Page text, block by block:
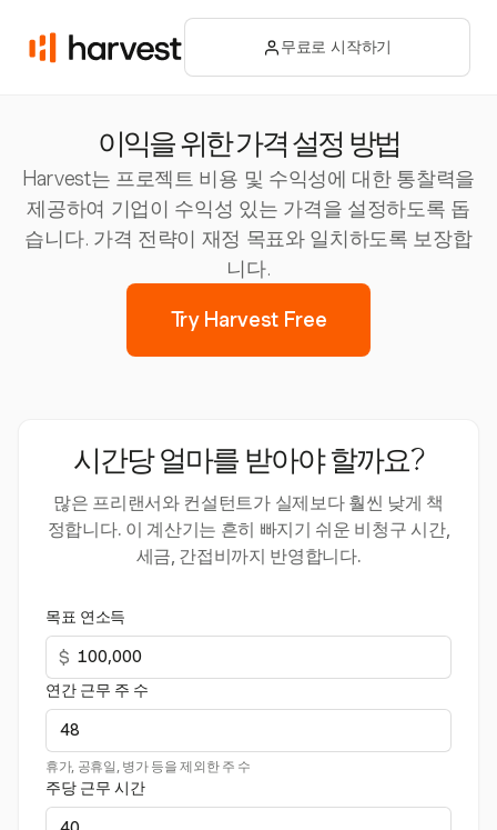
무료로 시작하기
이익을 위한 가격 설정 방법
Harvest는 프로젝트 비용 및 수익성에 대한 통찰력을
제공하여 기업이 수익성 있는 가격을 설정하도록 돕
습니다. 가격 전략이 재정 목표와 일치하도록 보장합
니다.
Try Harvest Free
시간당 얼마를 받아야 할까요?
많은 프리랜서와 컨설턴트가 실제보다 훨씬 낮게 책
정합니다. 이 계산기는 흔히 빠지기 쉬운 비청구 시간,
세금, 간접비까지 반영합니다.
목표 연소득
$
연간 근무 주 수
휴가, 공휴일, 병가 등을 제외한 주 수
주당 근무 시간